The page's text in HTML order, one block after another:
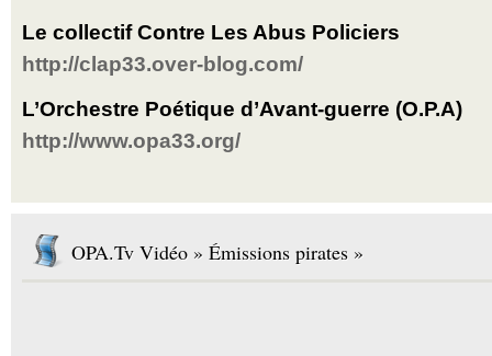
Le collectif Contre Les Abus Policiers
http://clap33.over-blog.com/
L’Orchestre Poétique d’Avant-guerre (O.P.A)
http://www.opa33.org/
OPA.Tv Vidéo » Émissions pirates »